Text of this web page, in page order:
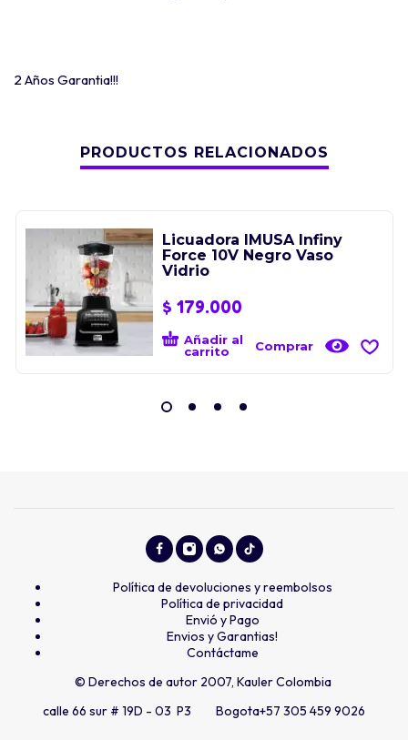
2 Años Garantia!!!
PRODUCTOS RELACIONADOS
Licuadora IMUSA Infiny
Force 10V Negro Vaso
Vidrio
$ 179.000
Añadir al
carrito
Comprar
Política de devoluciones y reembolsos
Política de privacidad
Envió y Pago
Envios y Garantias!
Contáctame
© Derechos de autor 2007, Kauler Colombia
calle 66 sur # 19D - 03 P3 Bogota+57 305 459 9026